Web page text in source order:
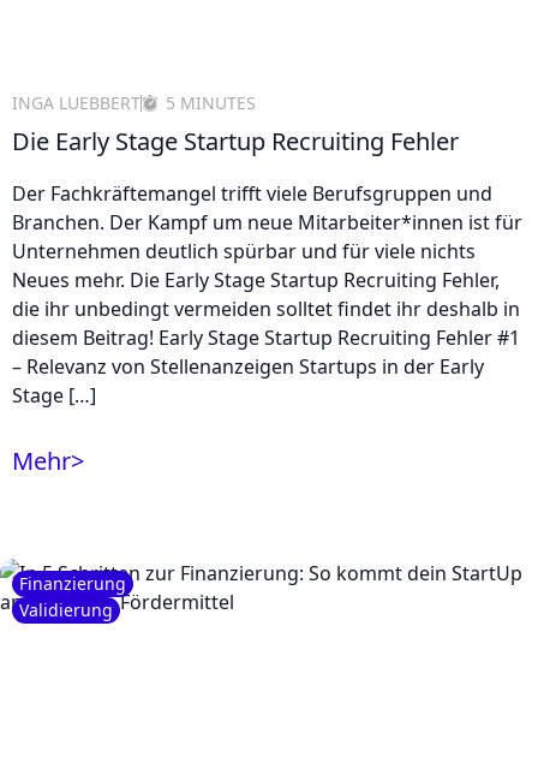
INGA LUEBBERT 5 MINUTES
Die Early Stage Startup Recruiting Fehler
Der Fachkräftemangel trifft viele Berufsgruppen und
Branchen. Der Kampf um neue Mitarbeiter*innen ist für
Unternehmen deutlich spürbar und für viele nichts
Neues mehr. Die Early Stage Startup Recruiting Fehler,
die ihr unbedingt vermeiden solltet findet ihr deshalb in
diesem Beitrag! Early Stage Startup Recruiting Fehler #1
– Relevanz von Stellenanzeigen Startups in der Early
Stage […]
Mehr>
Finanzierung
Validierung